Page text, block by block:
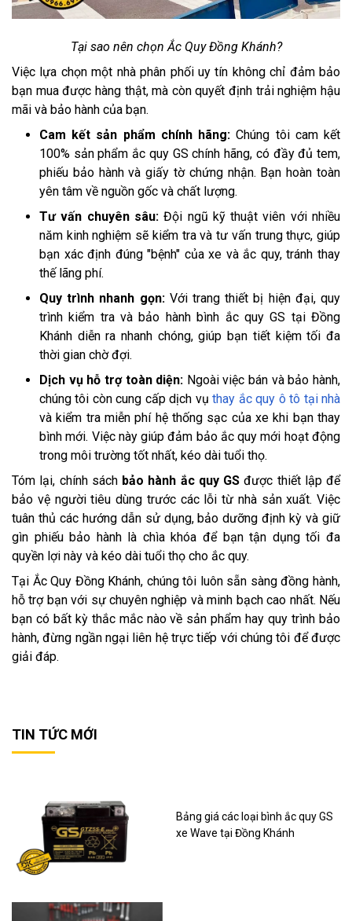
Tại sao nên chọn Ắc Quy Đồng Khánh?
Việc lựa chọn một nhà phân phối uy tín không chỉ đảm bảo
bạn mua được hàng thật, mà còn quyết định trải nghiệm hậu
mãi và bảo hành của bạn.
Cam kết sản phẩm chính hãng:Chúng tôi cam kết
100% sản phẩm ắc quy GS chính hãng, có đầy đủ tem,
phiếu bảo hành và giấy tờ chứng nhận. Bạn hoàn toàn
yên tâm về nguồn gốc và chất lượng.
Tư vấn chuyên sâu:Đội ngũ kỹ thuật viên với nhiều
năm kinh nghiệm sẽ kiểm tra và tư vấn trung thực, giúp
bạn xác định đúng "bệnh" của xe và ắc quy, tránh thay
thế lãng phí.
Quy trình nhanh gọn: Với trang thiết bị hiện đại, quy
trình kiểm tra và bảo hành bình ắc quy GS tại Đồng
Khánh diễn ra nhanh chóng, giúp bạn tiết kiệm tối đa
thời gian chờ đợi.
Dịch vụ hỗ trợ toàn diện: Ngoài việc bán và bảo hành,
chúng tôi còn cung cấp dịch vụthay ắc quy ô tô tại nhà
và kiểm tra miễn phí hệ thống sạc của xe khi bạn thay
bình mới. Việc này giúp đảm bảo ắc quy mới hoạt động
trong môi trường tốt nhất, kéo dài tuổi thọ.
Tóm lại, chính sách bảo hành ắc quy GS được thiết lập để
bảo vệ người tiêu dùng trước các lỗi từ nhà sản xuất. Việc
tuân thủ các hướng dẫn sử dụng, bảo dưỡng định kỳ và giữ
gìn phiếu bảo hành là chìa khóa để bạn tận dụng tối đa
quyền lợi này và kéo dài tuổi thọ cho ắc quy.
Tại Ắc Quy Đồng Khánh, chúng tôi luôn sẵn sàng đồng hành,
hỗ trợ bạn với sự chuyên nghiệp và minh bạch cao nhất. Nếu
bạn có bất kỳ thắc mắc nào về sản phẩm hay quy trình bảo
hành, đừng ngần ngại liên hệ trực tiếp với chúng tôi để được
giải đáp.
TIN TỨC MỚI
Bảng giá các loại bình ắc quy GS
xe Wave tại Đồng Khánh